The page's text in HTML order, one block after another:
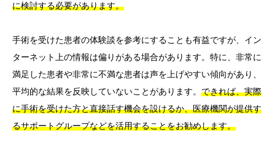
に検討する必要があります。
手術を受けた患者の体験談を参考にすることも有益ですが、イン
ターネット上の情報は偏りがある場合があります。特に、非常に
満足した患者や非常に不満な患者は声を上げやすい傾向があり、
平均的な結果を反映していないことがあります。 できれば、実際
に手術を受けた方と直接話す機会を設けるか、医療機関が提供す
るサポートグループなどを活用することをお勧めします。